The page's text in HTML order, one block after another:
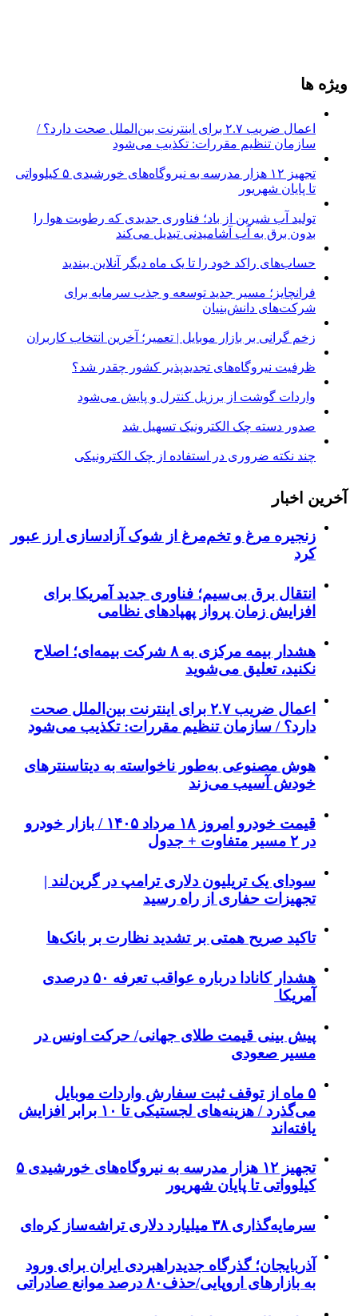
ویژه ها
اعمال ضریب ۲.۷ برای اینترنت بین‌الملل صحت دارد؟ /
سازمان تنظیم مقررات: تکذیب می‌شود
تجهیز ۱۲ هزار مدرسه به نیروگاه‌های خورشیدی ۵ کیلوواتی
تا پایان شهریور
تولید آب شیرین از باد؛ فناوری جدیدی که رطوبت هوا را
بدون برق به آب آشامیدنی تبدیل می‌کند
حساب‌های راکد خود را تا یک ماه دیگر آنلاین ببندید
فرانچایز؛ مسیر جدید توسعه و جذب سرمایه برای
شرکت‌های دانش‌بنیان
زخم گرانی بر بازار موبایل | تعمیر؛ آخرین انتخاب کاربران
ظرفیت نیروگاه‌های تجدیدپذیر کشور چقدر شد؟
واردات گوشت از برزیل کنترل و پایش می‌شود
صدور دسته چک الکترونیک تسهیل شد
چند نکته ضروری در استفاده از چک الکترونیکی
آخرین اخبار
زنجیره مرغ و تخم‌مرغ از شوک آزادسازی ارز عبور
کرد
انتقال برق بی‌سیم؛ فناوری جدید آمریکا برای
افزایش زمان پرواز پهپادهای نظامی
هشدار بیمه مرکزی به ۸ شرکت بیمه‌ای؛ اصلاح
نکنید، تعلیق می‌شوید
اعمال ضریب ۲.۷ برای اینترنت بین‌الملل صحت
دارد؟ / سازمان تنظیم مقررات: تکذیب می‌شود
هوش مصنوعی به‌طور ناخواسته به دیتاسنترهای
خودش آسیب می‌زند
قیمت خودرو امروز ۱۸ مرداد ۱۴۰۵ / بازار خودرو
در ۲ مسیر متفاوت + جدول
سودای یک تریلیون دلاری ترامپ در گرین‌لند |
تجهیزات حفاری از راه رسید
تاکید صریح همتی بر تشدید نظارت بر بانک‌ها
هشدار کانادا درباره عواقب تعرفه ۵۰ درصدی
آمریکا
پیش بینی قیمت طلای جهانی/ حرکت اونس در
مسیر صعودی
۵ ماه از توقف ثبت سفارش واردات موبایل
می‌گذرد / هزینه‌های لجستیکی تا ۱۰ برابر افزایش
یافته‌اند
تجهیز ۱۲ هزار مدرسه به نیروگاه‌های خورشیدی ۵
کیلوواتی تا پایان شهریور
سرمایه‌گذاری ۳۸ میلیارد دلاری تراشه‌ساز کره‌ای
آذربایجان؛ گذرگاه جدیدراهبردی ایران برای ورود
به بازارهای اروپایی/حذف۸۰ درصد موانع صادراتی